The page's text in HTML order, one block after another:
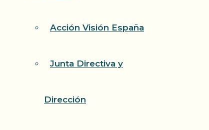
Acción Visión España
Junta Directiva y
Dirección